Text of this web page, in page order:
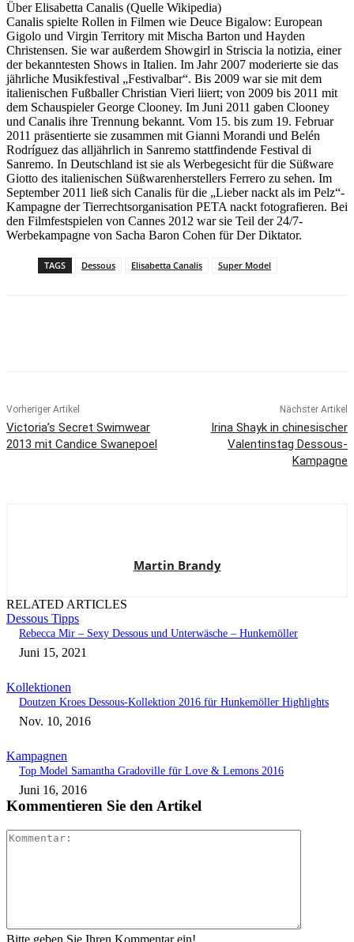
Über Elisabetta Canalis (Quelle Wikipedia)
Canalis spielte Rollen in Filmen wie Deuce Bigalow: European
Gigolo und Virgin Territory mit Mischa Barton und Hayden
Christensen. Sie war außerdem Showgirl in Striscia la notizia, einer
der bekanntesten Shows in Italien. Im Jahr 2007 moderierte sie das
jährliche Musikfestival „Festivalbar“. Bis 2009 war sie mit dem
italienischen Fußballer Christian Vieri liiert; von 2009 bis 2011 mit
dem Schauspieler George Clooney. Im Juni 2011 gaben Clooney
und Canalis ihre Trennung bekannt. Vom 15. bis zum 19. Februar
2011 präsentierte sie zusammen mit Gianni Morandi und Belén
Rodríguez das alljährlich in Sanremo stattfindende Festival di
Sanremo. In Deutschland ist sie als Werbegesicht für die Süßware
Giotto des italienischen Süßwarenherstellers Ferrero zu sehen. Im
September 2011 ließ sich Canalis für die „Lieber nackt als im Pelz“-
Kampagne der Tierrechtsorganisation PETA nackt fotografieren. Bei
den Filmfestspielen von Cannes 2012 war sie Teil der 24/7-
Werbekampagne von Sacha Baron Cohen für Der Diktator.
TAGS Dessous Elisabetta Canalis Super Model
Vorheriger Artikel
Victoria’s Secret Swimwear
2013 mit Candice Swanepoel
Nächster Artikel
Irina Shayk in chinesischer
Valentinstag Dessous-
Kampagne
Martin Brandy
RELATED ARTICLES
Dessous Tipps
Rebecca Mir – Sexy Dessous und Unterwäsche – Hunkemöller
Juni 15, 2021
Kollektionen
Doutzen Kroes Dessous-Kollektion 2016 für Hunkemöller Highlights
Nov. 10, 2016
Kampagnen
Top Model Samantha Gradoville für Love & Lemons 2016
Juni 16, 2016
Kommentieren Sie den Artikel
Bitte geben Sie Ihren Kommentar ein!